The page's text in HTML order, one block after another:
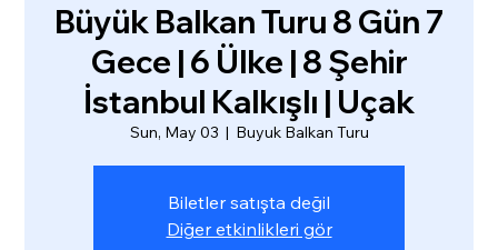
Büyük Balkan Turu 8 Gün 7
Gece | 6 Ülke | 8 Şehir
İstanbul Kalkışlı | Uçak
Sun, May 03
  |
Buyuk Balkan Turu
Biletler satışta değil
Diğer etkinlikleri gör